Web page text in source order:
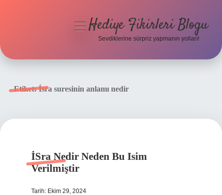
menüyüHediye Fikirleri Blogu
Sevdiklerine sürpriz yapmanın yolları!
Etiket:İsra suresinin anlamı nedir
İSra Nedir Neden Bu Isim
Verilmiştir
Tarih: Ekim 29, 2024